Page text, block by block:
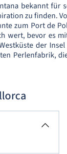
bekannt für
zu finden.
zum Port de
wert, bevor es
der
Perlenfabrik,